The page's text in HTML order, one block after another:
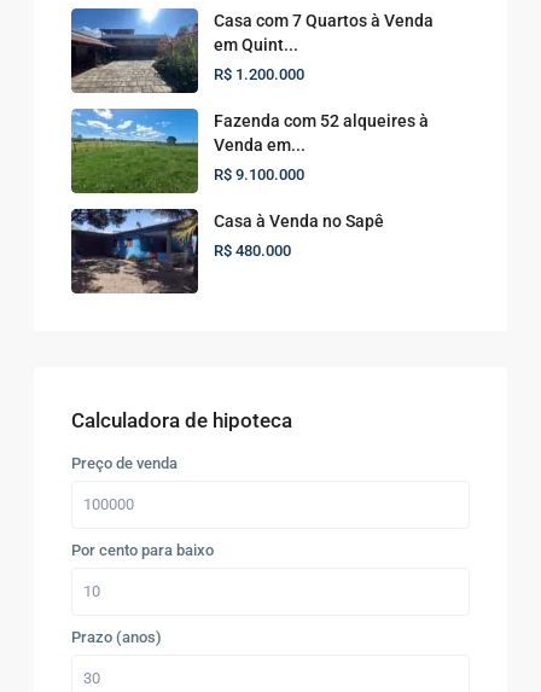
Casa com 7 Quartos à Venda
em Quint...
R$ 1.200.000
Fazenda com 52 alqueires à
Venda em...
R$ 9.100.000
Casa à Venda no Sapê
R$ 480.000
Calculadora de hipoteca
Preço de venda
Por cento para baixo
Prazo (anos)